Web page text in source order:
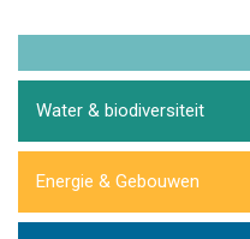
Water & biodiversiteit
Energie & Gebouwen